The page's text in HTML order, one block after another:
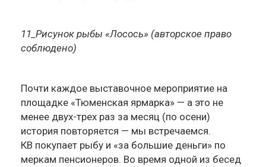
11_Рисунок рыбы «Лосось» (авторское право
соблюдено)
Почти каждое выставочное мероприятие на
площадке «Тюменская ярмарка» — а это не
менее двух-трех раз за месяц (по осени)
история повторяется — мы встречаемся.
КВ покупает рыбу и «за большие деньги» по
меркам пенсионеров. Во время одной из бесед